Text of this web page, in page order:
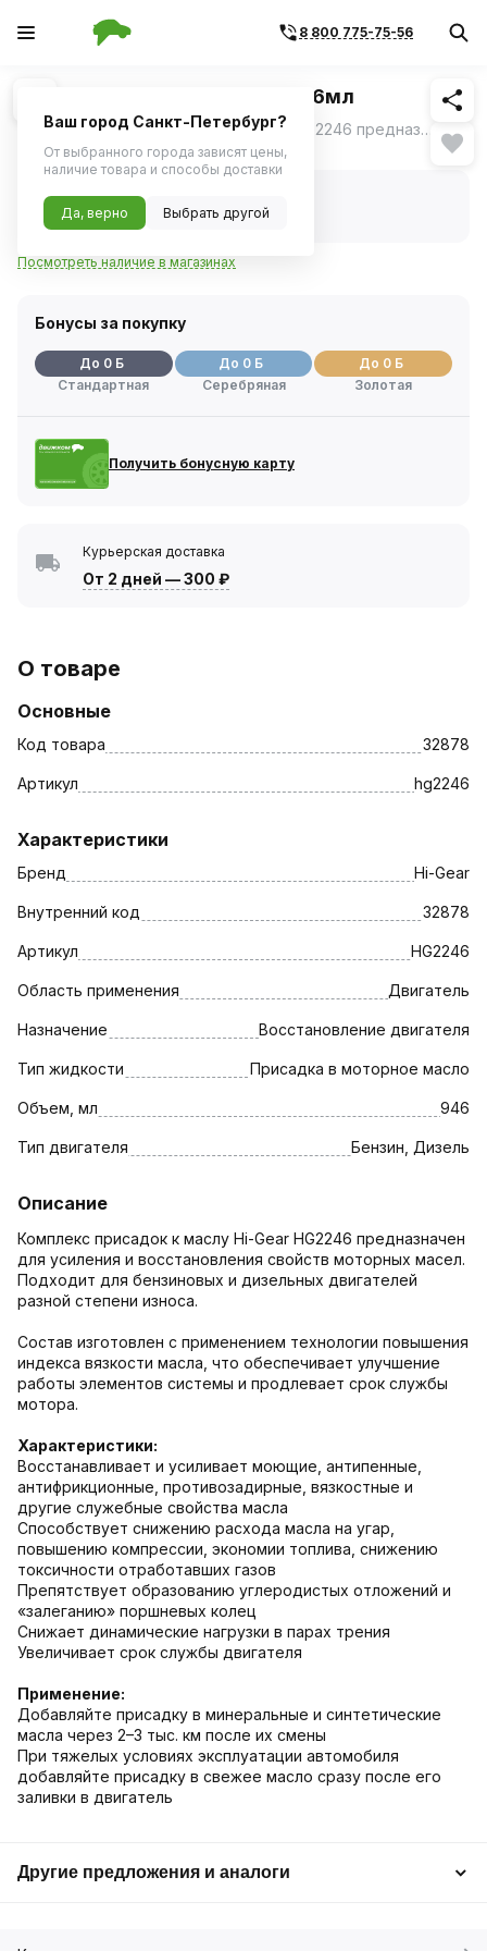
8 800 775-75-56
1/1 Похожие
Присадка в масло Hi-Gear 946мл
Комплекс присадок к маслу Hi-Gear HG2246 предназначен для усиления и восстановления свойств моторных масел.
Нет в наличии
Нет в наличии
Код товара:32878
Артикул:hg2246
Посмотреть наличие в магазинах
Бонусы за покупку
До 0 Б
Стандартная
До 0 Б
Серебряная
До 0 Б
Золотая
Получить бонусную карту
Курьерская доставка
От 2 дней —300 ₽
О товаре
Основные
Код товара 32878
Артикул hg2246
Характеристики
Бренд Hi-Gear
Внутренний код 32878
Артикул HG2246
Область применения Двигатель
Назначение Восстановление двигателя
Тип жидкости Присадка в моторное масло
Объем, мл 946
Тип двигателя Бензин, Дизель
Описание
Комплекс присадок к маслу Hi-Gear HG2246 предназначен
для усиления и восстановления свойств моторных масел.
Подходит для бензиновых и дизельных двигателей
разной степени износа.
Состав изготовлен с применением технологии повышения
индекса вязкости масла, что обеспечивает улучшение
работы элементов системы и продлевает срок службы
мотора.
Характеристики:
Восстанавливает и усиливает моющие, антипенные,
антифрикционные, противозадирные, вязкостные и
другие служебные свойства масла
Способствует снижению расхода масла на угар,
повышению компрессии, экономии топлива, снижению
токсичности отработавших газов
Препятствует образованию углеродистых отложений и
«залеганию» поршневых колец
Снижает динамические нагрузки в парах трения
Увеличивает срок службы двигателя
Применение:
Добавляйте присадку в минеральные и синтетические
масла через 2–3 тыс. км после их смены
При тяжелых условиях эксплуатации автомобиля
добавляйте присадку в свежее масло сразу после его
заливки в двигатель
Другие предложения и аналоги
Ваш город Санкт-Петербург?
От выбранного города зависят цены,
наличие товара и способы доставки
Да, верно Выбрать другой